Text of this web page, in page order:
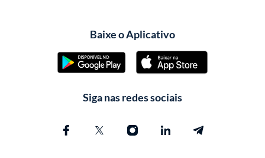
Baixe o Aplicativo
Siga nas redes sociais